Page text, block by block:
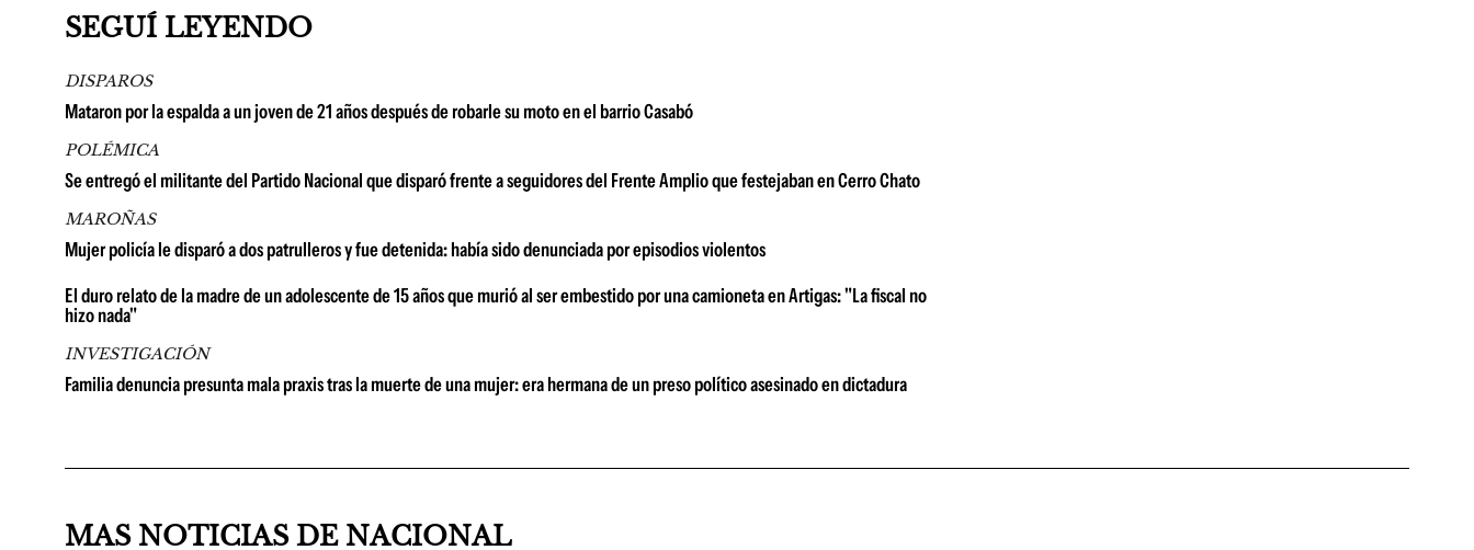
SEGUÍ LEYENDO
DISPAROS
Mataron por la espalda a un joven de 21 años después de robarle su moto en el barrio Casabó
POLÉMICA
Se entregó el militante del Partido Nacional que disparó frente a seguidores del Frente Amplio que festejaban en Cerro Chato
MAROÑAS
Mujer policía le disparó a dos patrulleros y fue detenida: había sido denunciada por episodios violentos
El duro relato de la madre de un adolescente de 15 años que murió al ser embestido por una camioneta en Artigas: "La fiscal no
hizo nada"
INVESTIGACIÓN
Familia denuncia presunta mala praxis tras la muerte de una mujer: era hermana de un preso político asesinado en dictadura
MAS NOTICIAS DE NACIONAL